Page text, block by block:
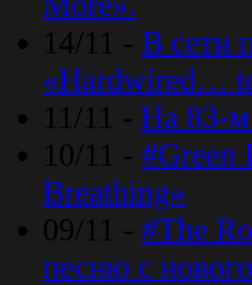
14/11 - В сети
«Hardwired…
11/11 - На 83-м
10/11 - #Green
Breathing»
09/11 - #The
песню с